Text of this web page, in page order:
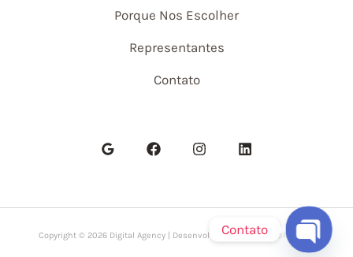
Porque Nos Escolher
Representantes
Contato
Copyright © 2026 Digital Agency | Desenvolvido por Lepix Publicidade
Contato